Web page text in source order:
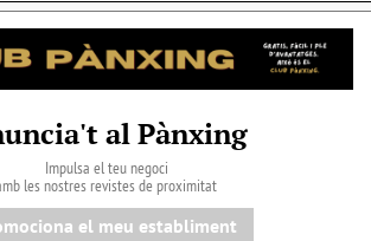
al Pànxing
Impulsa el teu negoci
les nostres revistes de proximitat
el meu establiment